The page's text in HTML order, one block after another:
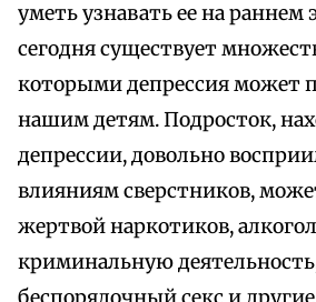
уметь узнавать ее на раннем
сегодня существует
которыми депрессия может
нашим детям. Подросток,
депрессии, довольно
влияниям сверстников,
жертвой наркотиков,
криминальную